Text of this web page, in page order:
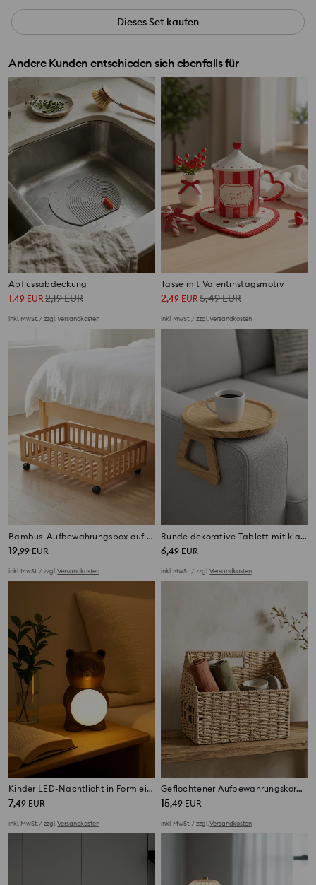
Dieses Set kaufen
Andere Kunden entschieden sich ebenfalls für
Abflussabdeckung
1,49 EUR2,19EUR
inkl. MwSt. / zzgl.Versandkosten
Tasse mit Valentinstagsmotiv
2,49 EUR5,49EUR
inkl. MwSt. / zzgl.Versandkosten
Bambus-Aufbewahrungsbox auf Rollen
19,99 EUR
inkl. MwSt. / zzgl.Versandkosten
Runde dekorative Tablett mit klappbaren Beinen
6,49 EUR
inkl. MwSt. / zzgl.Versandkosten
Kinder LED-Nachtlicht in Form eines Bären
7,49 EUR
inkl. MwSt. / zzgl.Versandkosten
Geflochtener Aufbewahrungskorb in Form eines Hauses
15,49 EUR
inkl. MwSt. / zzgl.Versandkosten